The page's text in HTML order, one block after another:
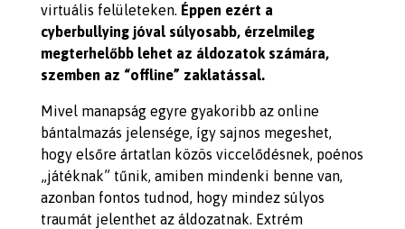
virtuális felületeken. Éppen ezért a
cyberbullying jóval súlyosabb, érzelmileg
megterhelőbb lehet az áldozatok számára,
szemben az “offline” zaklatással.
Mivel manapság egyre gyakoribb az online
bántalmazás jelensége, így sajnos megeshet,
hogy elsőre ártatlan közös viccelődésnek, poénos
„játéknak” tűnik, amiben mindenki benne van,
azonban fontos tudnod, hogy mindez súlyos
traumát jelenthet az áldozatnak. Extrém